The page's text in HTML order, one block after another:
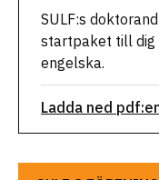
SULF:s
startpaket till dig
engelska.
Ladda ned